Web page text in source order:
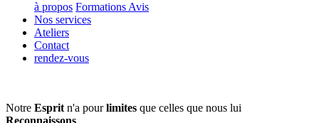
à propos Formations Avis
Nos services
Ateliers
Contact
rendez-vous
Notre Esprit n'a pourlimites que celles que nous lui
Reconnaissons